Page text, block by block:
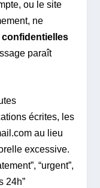
ou le site
ne
confidentielles
paraît
écrites, les
au lieu
excessive.
“urgent”,
24h”